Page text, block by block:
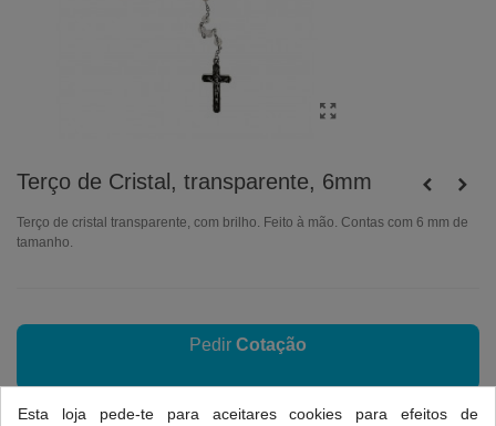
Terço de Cristal, transparente, 6mm
Terço de cristal transparente, com brilho. Feito à mão. Contas com 6 mm de
tamanho.
Pedir Cotação
Esta loja pede-te para aceitares cookies para efeitos de